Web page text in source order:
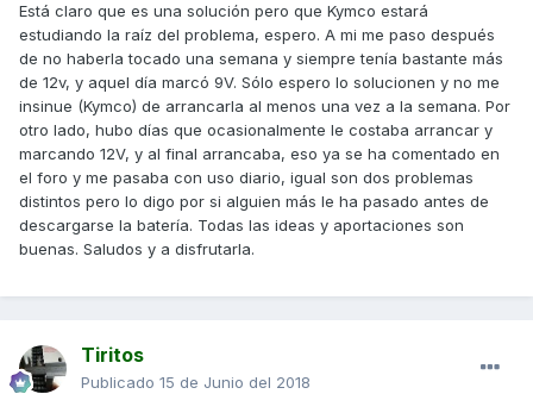
Está claro que es una solución pero que Kymco estará
estudiando la raíz del problema, espero. A mi me paso después
de no haberla tocado una semana y siempre tenía bastante más
de 12v, y aquel día marcó 9V. Sólo espero lo solucionen y no me
insinue (Kymco) de arrancarla al menos una vez a la semana. Por
otro lado, hubo días que ocasionalmente le costaba arrancar y
marcando 12V, y al final arrancaba, eso ya se ha comentado en
el foro y me pasaba con uso diario, igual son dos problemas
distintos pero lo digo por si alguien más le ha pasado antes de
descargarse la batería. Todas las ideas y aportaciones son
buenas. Saludos y a disfrutarla.
Tiritos
Publicado 15 de Junio del 2018